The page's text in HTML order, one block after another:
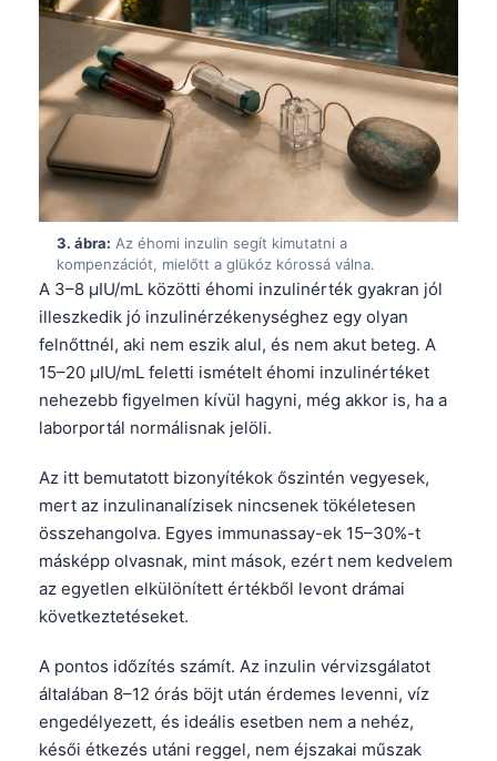
3. ábra: Az éhomi inzulin segít kimutatni a
kompenzációt, mielőtt a glükóz kórossá válna.
A 3–8 µIU/mL közötti éhomi inzulinérték gyakran jól
illeszkedik jó inzulinérzékenységhez egy olyan
felnőttnél, aki nem eszik alul, és nem akut beteg. A
15–20 µIU/mL feletti ismételt éhomi inzulinértéket
nehezebb figyelmen kívül hagyni, még akkor is, ha a
laborportál normálisnak jelöli.
Az itt bemutatott bizonyítékok őszintén vegyesek,
mert az inzulinanalízisek nincsenek tökéletesen
összehangolva. Egyes immunassay-ek 15–30%-t
másképp olvasnak, mint mások, ezért nem kedvelem
az egyetlen elkülönített értékből levont drámai
következtetéseket.
A pontos időzítés számít. Az inzulin vérvizsgálatot
általában 8–12 órás böjt után érdemes levenni, víz
engedélyezett, és ideális esetben nem a nehéz,
késői étkezés utáni reggel, nem éjszakai műszak